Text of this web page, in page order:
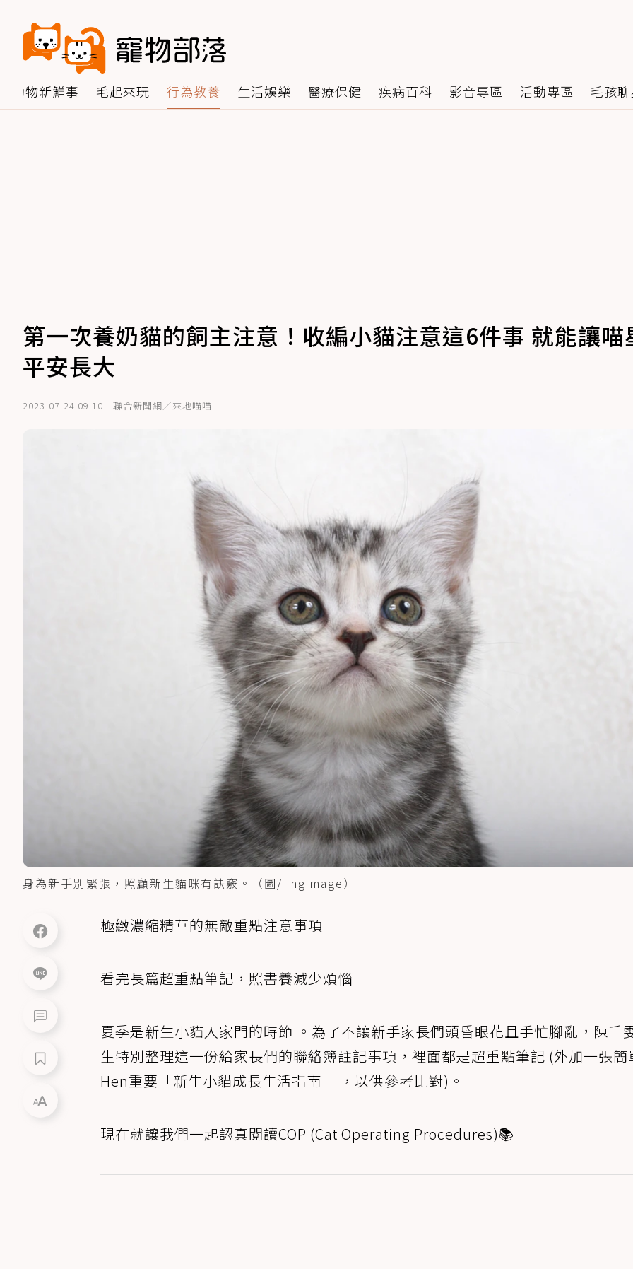
動物新鮮事 毛起來玩 行為教養 生活娛樂 醫療保健 疾病百科 影音專區 活動專區 毛孩
第一次養奶貓的飼主注意！收編小貓注意這6件事 就能讓喵
平安長大
2023-07-24 09:10 聯合新聞網／來地喵喵
身為新手別緊張，照顧新生貓咪有訣竅。（圖/ ingimage）
極緻濃縮精華的無敵重點注意事項
看完長篇超重點筆記，照書養減少煩惱
夏季是新生小貓入家門的時節 。為了不讓新手家長們頭昏眼花且手忙腳亂，陳千
生特別整理這一份給家長們的聯絡簿註記事項，裡面都是超重點筆記 (外加一張簡
Hen重要「新生小貓成長生活指南」 ，以供參考比對)。
現在就讓我們一起認真閱讀COP (Cat Operating Procedures)📚